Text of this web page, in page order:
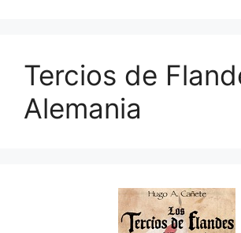
Tercios de
Alemania